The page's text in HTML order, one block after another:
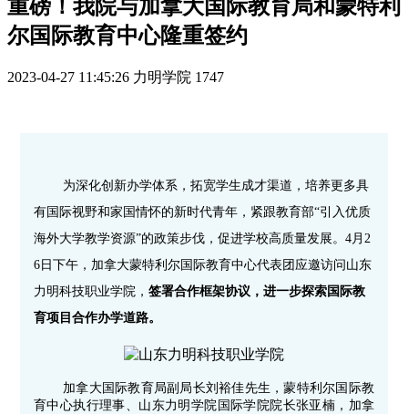
重磅！我院与加拿大国际教育局和蒙特利
尔国际教育中心隆重签约
2023-04-27 11:45:26 力明学院 1747
为深化创新办学体系，拓宽学生成才渠道，培养更多具
有国际视野和家国情怀的新时代青年，紧跟教育部“引入优质
海外大学教学资源”的政策步伐，促进学校高质量发展。4月2
6日下午，加拿大蒙特利尔国际教育中心代表团应邀访问山东
力明科技职业学院， 签署合作框架协议，进一步探索国际教
育项目合作办学道路。
加拿大国际教育局副局长刘裕佳先生，蒙特利尔国际教
育中心执行理事、山东力明学院国际学院院长张亚楠，加拿